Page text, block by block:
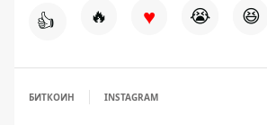
👍 🔥 ♥ 😭 😆
БИТКОИН INSTAGRAM